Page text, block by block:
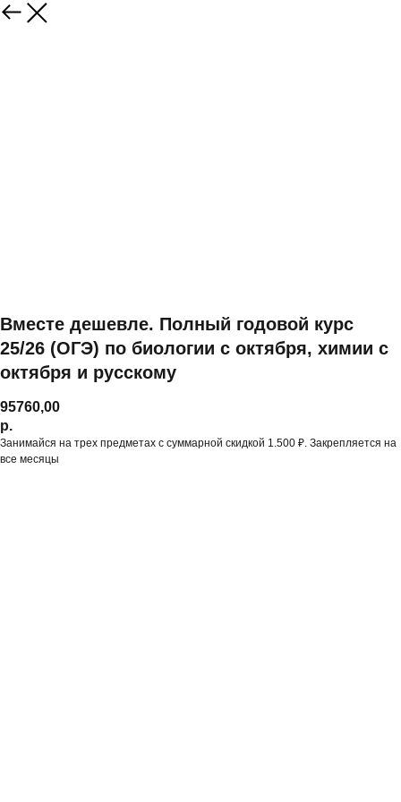
Вместе дешевле. Полный годовой курс
25/26 (ОГЭ) по биологии с октября, химии с
октября и русскому
95760,00
р.
Занимайся на трех предметах с суммарной скидкой 1.500 ₽. Закрепляется на
все месяцы